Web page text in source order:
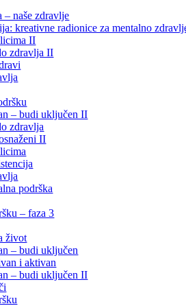
– naše zdravlje
kreativne radionice za mentalno
II
zdravlja II
– budi uključen II
zdravlja
II
podrška
– faza 3
život
– budi uključen
i aktivan
– budi uključen II